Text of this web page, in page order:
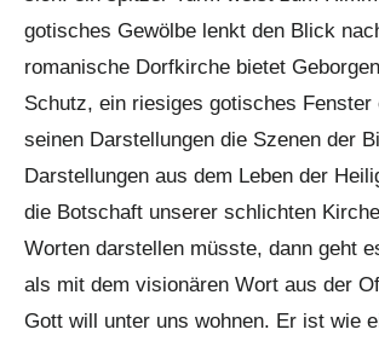
gotisches Gewölbe lenkt den Blick
romanische Dorfkirche bietet
Schutz, ein riesiges gotisches
seinen Darstellungen die Szenen der
Darstellungen aus dem Leben der
die Botschaft unserer schlichten
Worten darstellen müsste, dann geht
als mit dem visionären Wort aus der
Gott will unter uns wohnen. Er ist wie